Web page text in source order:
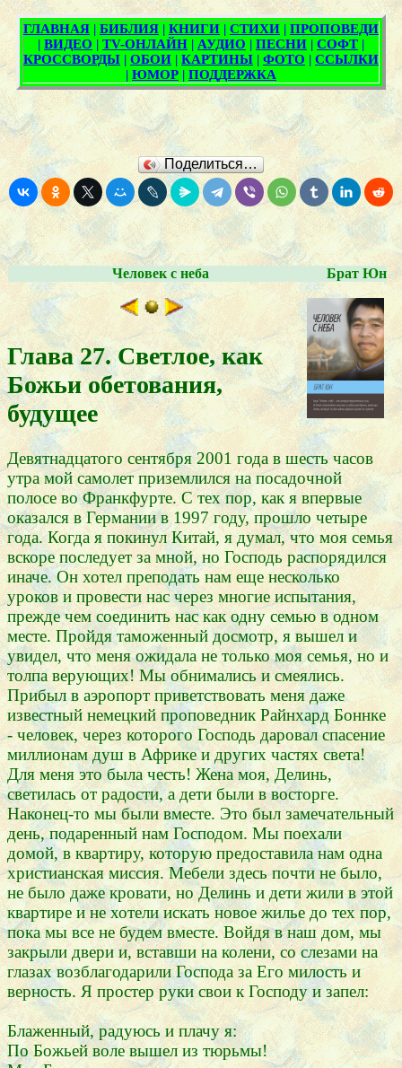
Поделиться…
Человек с неба Брат Юн
Глава 27. Светлое, как
Божьи обетования,
будущее
Девятнадцатого сентября 2001 года в шесть часов
утра мой самолет приземлился на посадочной
полосе во Франкфурте. С тех пор, как я впервые
оказался в Германии в 1997 году, прошло четыре
года. Когда я покинул Китай, я думал, что моя семья
вскоре последует за мной, но Господь распорядился
иначе. Он хотел преподать нам еще несколько
уроков и провести нас через многие испытания,
прежде чем соединить нас как одну семью в одном
месте. Пройдя таможенный досмотр, я вышел и
увидел, что меня ожидала не только моя семья, но и
толпа верующих! Мы обнимались и смеялись.
Прибыл в аэропорт приветствовать меня даже
известный немецкий проповедник Райнхард Боннке
- человек, через которого Господь даровал спасение
миллионам душ в Африке и других частях света!
Для меня это была честь! Жена моя, Делинь,
светилась от радости, а дети были в восторге.
Наконец-то мы были вместе. Это был замечательный
день, подаренный нам Господом. Мы поехали
домой, в квартиру, которую предоставила нам одна
христианская миссия. Мебели здесь почти не было,
не было даже кровати, но Делинь и дети жили в этой
квартире и не хотели искать новое жилье до тех пор,
пока мы все не будем вместе. Войдя в наш дом, мы
закрыли двери и, вставши на колени, со слезами на
глазах возблагодарили Господа за Его милость и
верность. Я простер руки свои к Господу и запел:
Блаженный, радуюсь и плачу я:
По Божьей воле вышел из тюрьмы!